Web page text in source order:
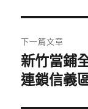
覽
文
章:
下一篇文章
下
一
新竹當鋪
連鎖信義